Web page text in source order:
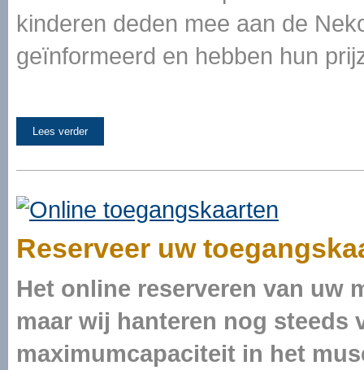
kinderen deden mee aan de
geïnformeerd en hebben hun
Lees verder
Reserveer uw
Het online reserveren van uw
maar wij hanteren nog steeds
maximumcapaciteit in het